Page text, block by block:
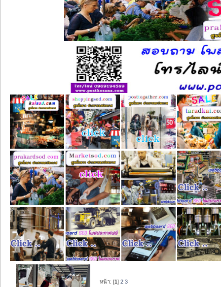
หน้า: [1]2 3